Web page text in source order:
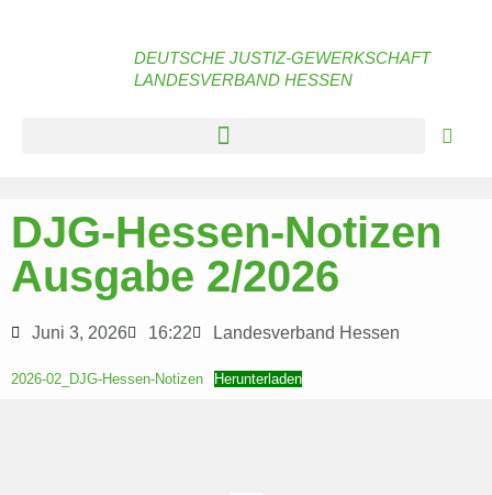
DEUTSCHE JUSTIZ-GEWERKSCHAFT
LANDESVERBAND HESSEN
DJG-Hessen-Notizen
Ausgabe 2/2026
Juni 3, 2026 16:22 Landesverband Hessen
2026-02_DJG-Hessen-Notizen Herunterladen